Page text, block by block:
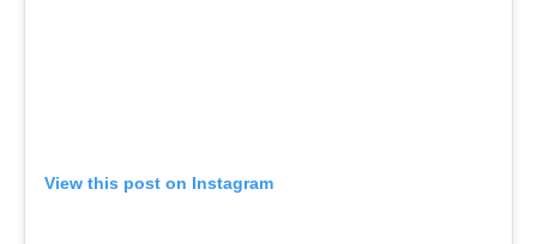
View this post on Instagram